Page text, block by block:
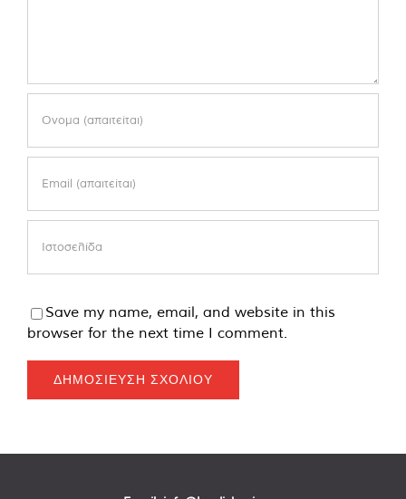
Save my name, email, and website in this
browser for the next time I comment.